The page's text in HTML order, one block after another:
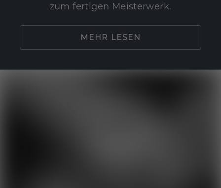
zum fertigen Meisterwerk.
MEHR LESEN